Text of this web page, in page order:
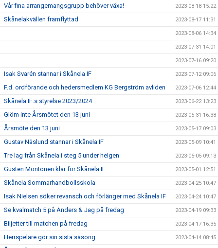
Vår fina arrangemangsgrupp behöver växa! 2023-08-18 15:22
Skånelakvällen framflyttad 2023-08-17 11:31
2023-08-06 14:34
2023-07-31 14:01
2023-07-16 09:20
Isak Svarén stannar i Skånela IF 2023-07-12 09:06
F.d. ordförande och hedersmedlem KG Bergström avliden 2023-07-06 12:44
Skånela IF:s styrelse 2023/2024 2023-06-22 13:23
Glöm inte Årsmötet den 13 juni 2023-05-31 16:38
Årsmöte den 13 juni 2023-05-17 09:03
Gustav Näslund stannar i Skånela IF 2023-05-09 10:41
Tre lag från Skånela i steg 5 under helgen 2023-05-05 09:13
Gusten Montonen klar för Skånela IF 2023-05-01 12:51
Skånela Sommarhandbollsskola 2023-04-25 10:47
Isak Nielsen söker revansch och förlänger med Skånela IF 2023-04-24 10:47
Se kvalmatch 5 på Anders & Jag på fredag 2023-04-19 09:33
Biljetter till matchen på fredag 2023-04-17 16:35
Herrspelare gör sin sista säsong 2023-04-14 08:45